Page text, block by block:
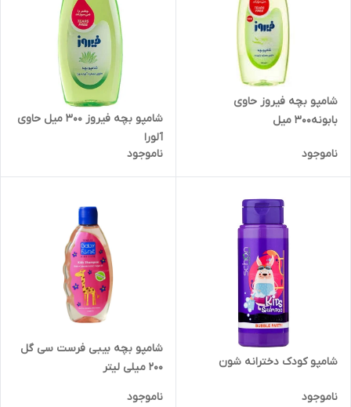
شامپو بچه فیروز حاوی
بابونه300 میل
ناموجود
شامپو بچه فیروز 300 میل حاوی
آلورا
ناموجود
شامپو کودک دخترانه شون
ناموجود
شامپو بچه بیبی فرست سی گل
۲۰۰ میلی لیتر
ناموجود